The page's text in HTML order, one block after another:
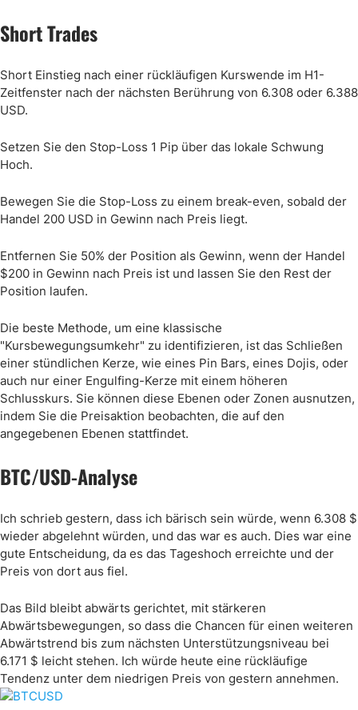
Short Trades
Short Einstieg nach einer rückläufigen Kurswende im H1-
Zeitfenster nach der nächsten Berührung von 6.308 oder 6.388
USD.
Setzen Sie den Stop-Loss 1 Pip über das lokale Schwung
Hoch.
Bewegen Sie die Stop-Loss zu einem break-even, sobald der
Handel 200 USD in Gewinn nach Preis liegt.
Entfernen Sie 50% der Position als Gewinn, wenn der Handel
$200 in Gewinn nach Preis ist und lassen Sie den Rest der
Position laufen.
Die beste Methode, um eine klassische
"Kursbewegungsumkehr" zu identifizieren, ist das Schließen
einer stündlichen Kerze, wie eines Pin Bars, eines Dojis, oder
auch nur einer Engulfing-Kerze mit einem höheren
Schlusskurs. Sie können diese Ebenen oder Zonen ausnutzen,
indem Sie die Preisaktion beobachten, die auf den
angegebenen Ebenen stattfindet.
BTC/USD-Analyse
Ich schrieb gestern, dass ich bärisch sein würde, wenn 6.308 $
wieder abgelehnt würden, und das war es auch. Dies war eine
gute Entscheidung, da es das Tageshoch erreichte und der
Preis von dort aus fiel.
Das Bild bleibt abwärts gerichtet, mit stärkeren
Abwärtsbewegungen, so dass die Chancen für einen weiteren
Abwärtstrend bis zum nächsten Unterstützungsniveau bei
6.171 $ leicht stehen. Ich würde heute eine rückläufige
Tendenz unter dem niedrigen Preis von gestern annehmen.